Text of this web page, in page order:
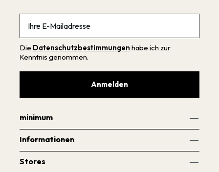
Die Datenschutzbestimmungen habe ich zur
Kenntnis genommen.
Anmelden
minimum
Informationen
Stores